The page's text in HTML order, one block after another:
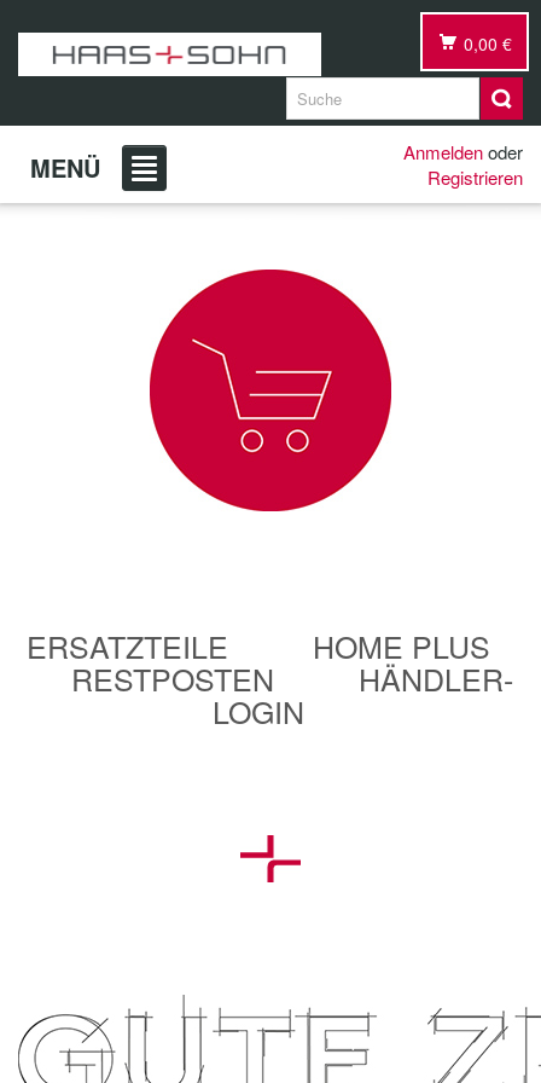
0,00 €
MENÜ Anmeldenoder
Registrieren
ERSATZTEILE HOME PLUS
RESTPOSTEN HÄNDLER-
LOGIN